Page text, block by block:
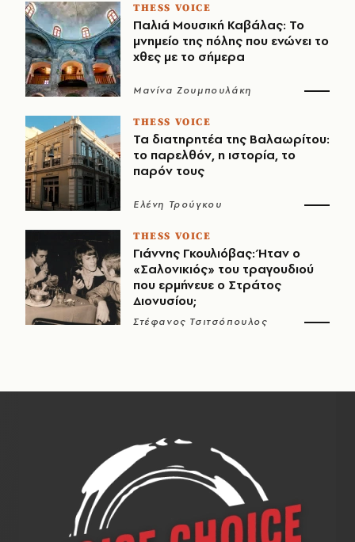
THESS VOICE
Παλιά Μουσική Καβάλας: Το
μνημείο της πόλης που ενώνει το
χθες με το σήμερα
Μανίνα Ζουμπουλάκη
THESS VOICE
Τα διατηρητέα της Βαλαωρίτου:
το παρελθόν, η ιστορία, το
παρόν τους
Ελένη Τρούγκου
THESS VOICE
Γιάννης Γκουλιόβας: Ήταν ο
«Σαλονικιός» του τραγουδιού
που ερμήνευε ο Στράτος
Διονυσίου;
Στέφανος Τσιτσόπουλος